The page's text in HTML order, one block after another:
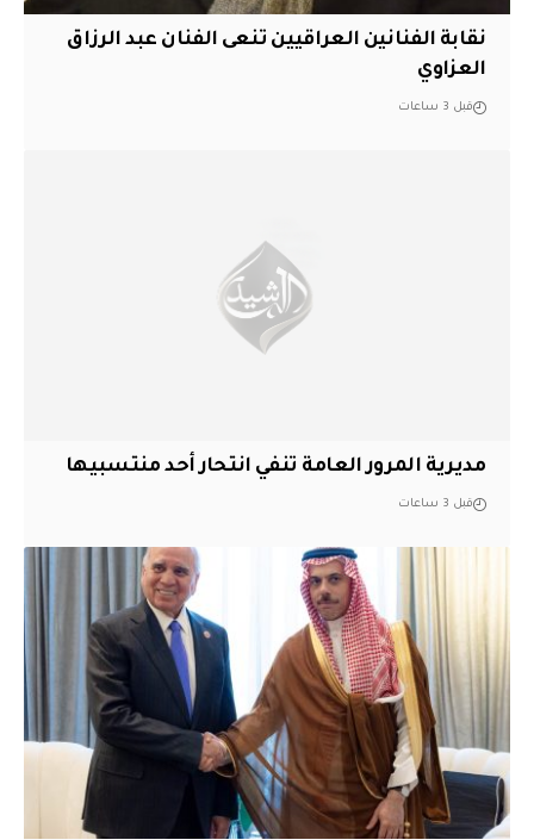
نقابة الفنانين العراقيين تنعى الفنان عبد الرزاق
العزاوي
قبل 3 ساعات
مديرية المرور العامة تنفي انتحار أحد منتسبيها
قبل 3 ساعات